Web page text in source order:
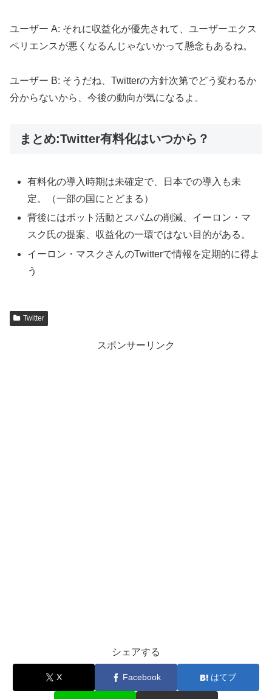
ユーザー A: それに収益化が優先されて、ユーザーエクス
ペリエンスが悪くなるんじゃないかって懸念もあるね。
ユーザー B: そうだね、Twitterの方針次第でどう変わるか
分からないから、今後の動向が気になるよ。
まとめ:Twitter有料化はいつから？
有料化の導入時期は未確定で、日本での導入も未
定。（一部の国にとどまる）
背後にはボット活動とスパムの削減、イーロン・マ
スク氏の提案、収益化の一環ではない目的がある。
イーロン・マスクさんのTwitterで情報を定期的に得よ
う
Twitter
スポンサーリンク
シェアする
X Facebook はてブ